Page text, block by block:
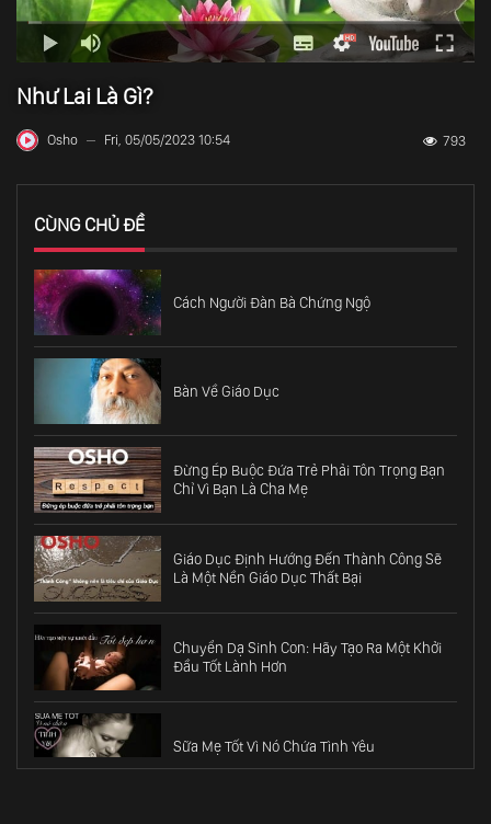
Như Lai Là Gì?
Osho — Fri, 05/05/2023 10:54 793
CÙNG CHỦ ĐỀ
Cách Người Đàn Bà Chứng Ngộ
Bàn Về Giáo Dục
Đừng Ép Buộc Đứa Trẻ Phải Tôn Trọng Bạn
Chỉ Vì Bạn Là Cha Mẹ
Giáo Dục Định Hướng Đến Thành Công Sẽ
Là Một Nền Giáo Dục Thất Bại
Chuyển Dạ Sinh Con: Hãy Tạo Ra Một Khởi
Đầu Tốt Lành Hơn
Sữa Mẹ Tốt Vì Nó Chứa Tình Yêu